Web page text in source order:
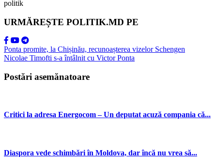
politik
URMĂREȘTE POLITIK.MD PE
Ponta promite, la Chișinău, recunoașterea vizelor Schengen
Nicolae Timofti s-a întâlnit cu Victor Ponta
Postări asemănatoare
Critici la adresa Energocom – Un deputat acuză compania că...
Diaspora vede schimbări în Moldova, dar încă nu vrea să...